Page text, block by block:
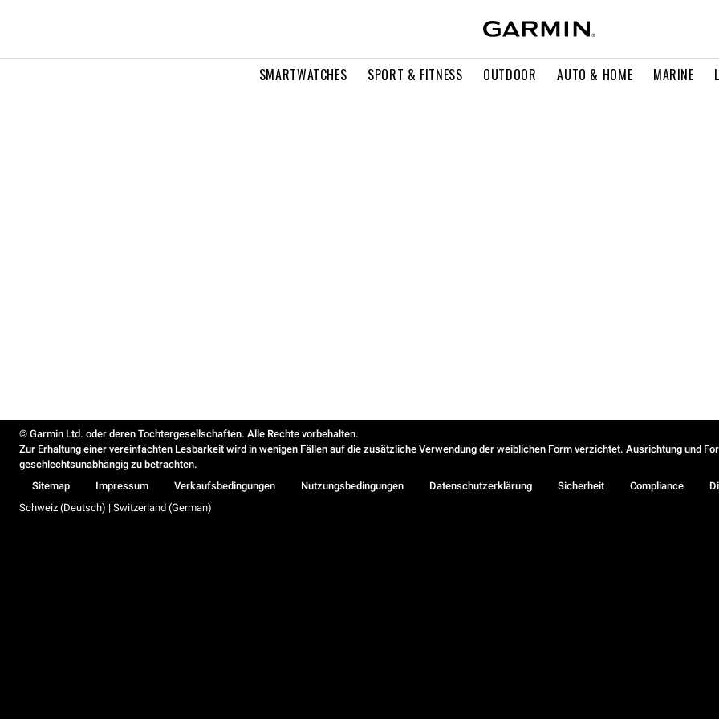
SMARTWATCHES SPORT & FITNESS OUTDOOR AUTO & HOME MARINE
© Garmin Ltd. oder deren Tochtergesellschaften. Alle Rechte vorbehalten.
Zur Erhaltung einer vereinfachten Lesbarkeit wird in wenigen Fällen auf die zusätzliche Verwendung der weiblichen Form verzichtet. Ausrichtung und
geschlechtsunabhängig zu betrachten.
Sitemap
Impressum Verkaufsbedingungen Nutzungsbedingungen Datenschutzerklärung Sicherheit Compliance
Schweiz (Deutsch) | Switzerland (German)